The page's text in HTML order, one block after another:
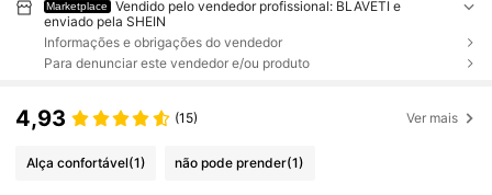
Marketplace
Vendido pelo vendedor profissional: BLAVETI e
enviado pela SHEIN
Informações e obrigações do vendedor
Para denunciar este vendedor e/ou produto
4,93 (15) Ver mais
Alça confortável(1) não pode prender(1)